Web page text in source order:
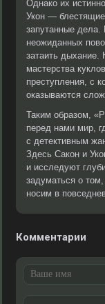
Однако их
Укон — блестящие
запутанные дела.
неожиданных
затаить дыхание.
мастерства
преступления, с
оказываются
Таким образом,
перед нами мир,
с детективным
Здесь Сакон и
и исследуют
задуматься о
носим в
Комментарии